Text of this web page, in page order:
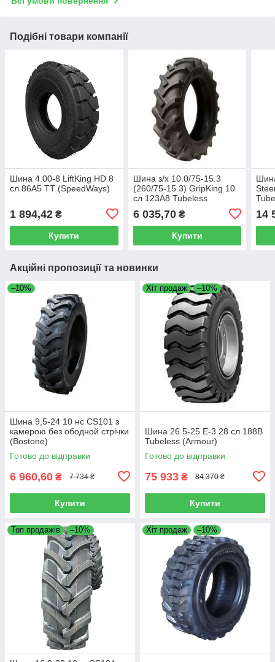
Подібні товари компанії
Шина 4.00-8 LiftKing HD 8
сл 86A5 TT (SpeedWays)
1 894,42 ₴
Купити
Шина з/х 10.0/75-15.3
(260/75-15.3) GripKing 10
сл 123A8 Tubeless
6 035,70₴
Купити
14
Акційні пропозиції та новинки
–10%
Шина 9,5-24 10 нс CS101 з
камерою без ободной стрічки
(Bostone)
Готово до відправки
6 960,60 ₴ 7 734 ₴
Купити
Хіт продаж –10%
Шина 26.5-25 E-3 28 сл 188B
Tubeless (Armour)
Готово до відправки
75 933 ₴ 84 370 ₴
Купити
Топ продажів –10% Хіт продаж –10%